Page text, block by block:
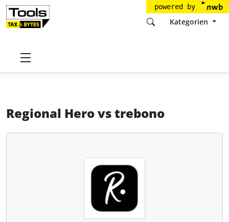
powered by
Kategorien
Startseite
Regional Herovstrebono